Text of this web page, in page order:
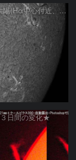
8/7朝の太陽(Hα中心付近、4498、4502付近)
日間の変化★